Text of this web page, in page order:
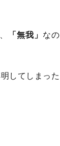
「無我」 なの
してしまった